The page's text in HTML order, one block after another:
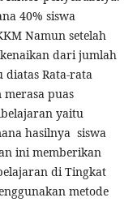
40% siswa
Namun setelah
dari jumlah
diatas Rata-rata
puas
yaitu
hasilnya siswa
ini memberikan
di Tingkat
metode